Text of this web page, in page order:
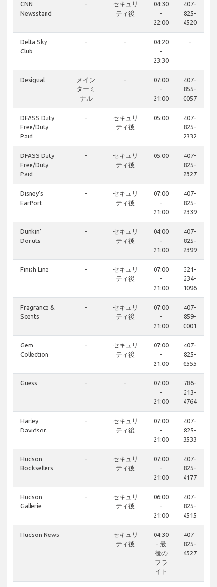
CNN
Newsstand
-
セキュリ
ティ後
04:30
-
22:00
407-
825-
4520
Delta Sky
Club
- -
04:20
-
23:30
-
Desigual
メイン
ターミ
ナル
-
07:00
-
21:00
407-
855-
0057
DFASS Duty
Free/Duty
Paid
-
セキュリ
ティ後
05:00
407-
825-
2332
DFASS Duty
Free/Duty
Paid
-
セキュリ
ティ後
05:00
407-
825-
2327
Disney's
EarPort
-
セキュリ
ティ後
07:00
-
21:00
407-
825-
2339
Dunkin’
Donuts
-
セキュリ
ティ後
04:00
-
21:00
407-
825-
2399
Finish Line -
セキュリ
ティ後
07:00
-
21:00
321-
234-
1096
Fragrance &
Scents
-
セキュリ
ティ後
07:00
-
21:00
407-
859-
0001
Gem
Collection
-
セキュリ
ティ後
07:00
-
21:00
407-
825-
6555
Guess - -
07:00
-
21:00
786-
213-
4764
Harley
Davidson
-
セキュリ
ティ後
07:00
-
21:00
407-
825-
3533
Hudson
Booksellers
-
セキュリ
ティ後
07:00
-
21:00
407-
825-
4177
Hudson
Gallerie
-
セキュリ
ティ後
06:00
-
21:00
407-
825-
4515
Hudson News -
セキュリ
ティ後
04:30
- 最
後の
フラ
イト
407-
825-
4527